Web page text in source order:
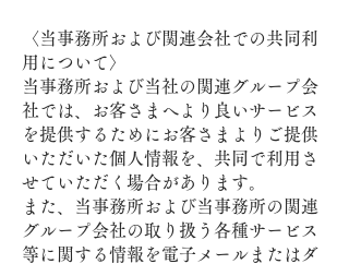
〈当事務所および関連会社での共同利
用について〉
当事務所および当社の関連グループ会
社では、お客さまへより良いサービス
を提供するためにお客さまよりご提供
いただいた個人情報を、共同で利用さ
せていただく場合があります。
また、当事務所および当事務所の関連
グループ会社の取り扱う各種サービス
等に関する情報を電子メールまたはダ